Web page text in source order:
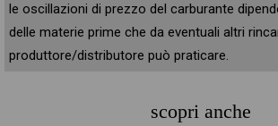
le oscillazioni di prezzo del carburante
delle materie prime che da eventuali altri
produttore/distributore può praticare.
scopri anche